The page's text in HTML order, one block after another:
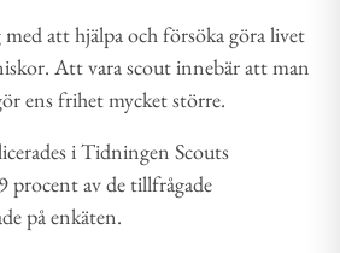
med att hjälpa och försöka göra livet
Att vara scout innebär att man
ens frihet mycket större.
i Tidningen Scouts
procent av de tillfrågade
på enkäten.